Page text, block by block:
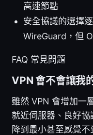
高速節點
安全協議的選擇
WireGuard，但
FAQ 常見問題
VPN 會不會讓我
雖然 VPN 會增加一
就近伺服器、良好
降到最小甚至感覺不